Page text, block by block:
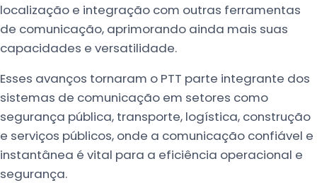
localização e integração com outras ferramentas
de comunicação, aprimorando ainda mais suas
capacidades e versatilidade.
Esses avanços tornaram o PTT parte integrante dos
sistemas de comunicação em setores como
segurança pública, transporte, logística, construção
e serviços públicos, onde a comunicação confiável e
instantânea é vital para a eficiência operacional e
segurança.